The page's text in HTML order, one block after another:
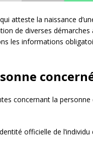
atteste la naissance
de diverses
les informations
concernant la
officielle de